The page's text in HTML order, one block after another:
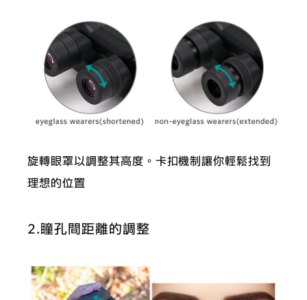
旋轉眼罩以調整其高度。卡扣機制讓你輕鬆找到
理想的位置
2.瞳孔間距離的調整